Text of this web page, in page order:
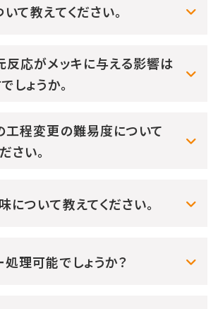
て教えてください。
反応がメッキに与える影響は
しょうか。
工程変更の難易度について
さい。
について教えてください。
理可能でしょうか？